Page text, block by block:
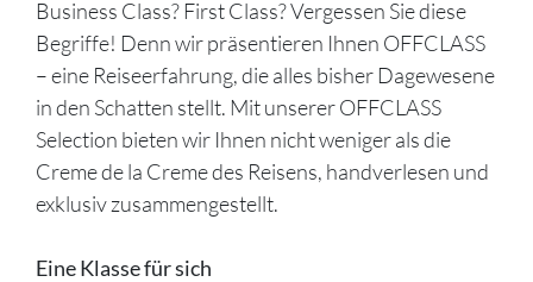
Business Class? First Class? Vergessen Sie diese
Begriffe! Denn wir präsentieren Ihnen OFFCLASS
– eine Reiseerfahrung, die alles bisher Dagewesene
in den Schatten stellt. Mit unserer OFFCLASS
Selection bieten wir Ihnen nicht weniger als die
Creme de la Creme des Reisens, handverlesen und
exklusiv zusammengestellt.
Eine Klasse für sich